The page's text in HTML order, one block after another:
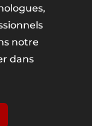
notre
dans